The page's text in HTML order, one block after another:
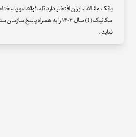
بانک مقالات ایران افتخار دارد تا سئوالات و
مکانیک(1) سال ۱۴۰۳ را به همراه
نماید .